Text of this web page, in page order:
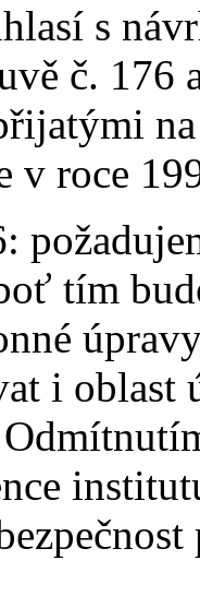
s
č. 176
v roce
tím
i oblast